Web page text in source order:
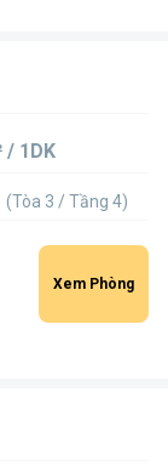
/ 1DK
(Tòa 3 / Tầng 4)
Xem Phòng